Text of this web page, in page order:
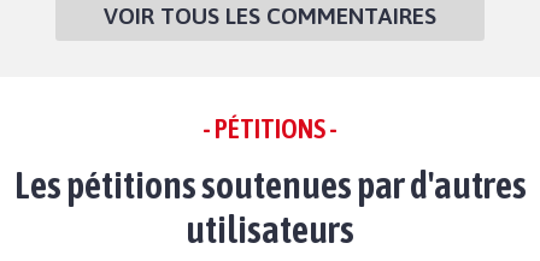
VOIR TOUS LES COMMENTAIRES
- PÉTITIONS -
Les pétitions soutenues par d'autres
utilisateurs